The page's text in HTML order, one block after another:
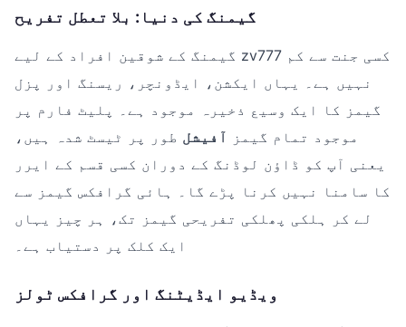
گیمنگ کی دنیا: بلا تعطل تفریح
گیمنگ کے شوقین افراد کے لیے zv777 کسی جنت سے کم
نہیں ہے۔ یہاں ایکشن، ایڈونچر، ریسنگ اور پزل
گیمز کا ایک وسیع ذخیرہ موجود ہے۔ پلیٹ فارم پر
موجود تمام گیمز آفیشل طور پر ٹیسٹ شدہ ہیں،
یعنی آپ کو ڈاؤن لوڈنگ کے دوران کسی قسم کے ایرر
کا سامنا نہیں کرنا پڑے گا۔ ہائی گرافکس گیمز سے
لے کر ہلکی پھلکی تفریحی گیمز تک، ہر چیز یہاں
ایک کلک پر دستیاب ہے۔
ویڈیو ایڈیٹنگ اور گرافکس ٹولز